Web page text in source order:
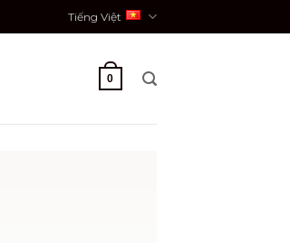
Tiếng Việt
0